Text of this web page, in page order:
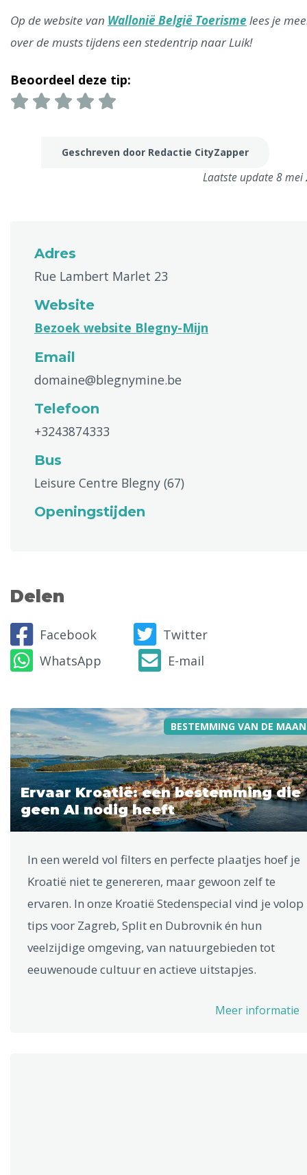
Op de website van Wallonië België Toerisme lees je
over de musts tijdens een stedentrip naar Luik!
Beoordeel deze tip:
Geschreven door Redactie CityZapper
Laatste update 8 mei
Adres
Rue Lambert Marlet 23
Website
Bezoek website Blegny-Mijn
Email
domaine@blegnymine.be
Telefoon
+3243874333
Bus
Leisure Centre Blegny (67)
Openingstijden
Delen
Facebook
Twitter
WhatsApp
E-mail
BESTEMMING VAN DE
Ervaar Kroatië: een bestemming die
geen AI nodig heeft
In een wereld vol filters en perfecte plaatjes hoef je
Kroatië niet te genereren, maar gewoon zelf te
ervaren. In onze Kroatië Stedenspecial vind je volop
tips voor Zagreb, Split en Dubrovnik én hun
veelzijdige omgeving, van natuurgebieden tot
eeuwenoude cultuur en actieve uitstapjes.
Meer informatie